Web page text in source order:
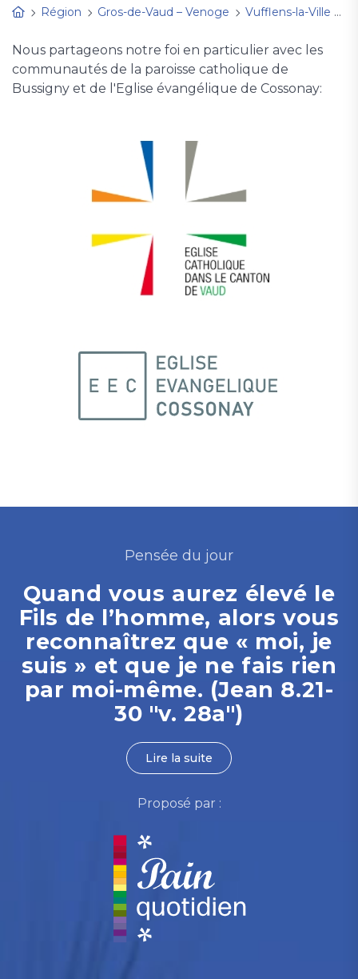
Région
Gros-de-Vaud – Venoge Vufflens-la-Ville
Nous partageons notre foi en particulier avec les
communautés de la paroisse catholique de
Bussigny et de l'Eglise évangélique de Cossonay:
Pensée du jour
Quand vous aurez élevé le
Fils de l’homme, alors vous
reconnaîtrez que « moi, je
suis » et que je ne fais rien
par moi-même. (Jean 8.21-
30 "v. 28a")
Lire la suite
Proposé par :